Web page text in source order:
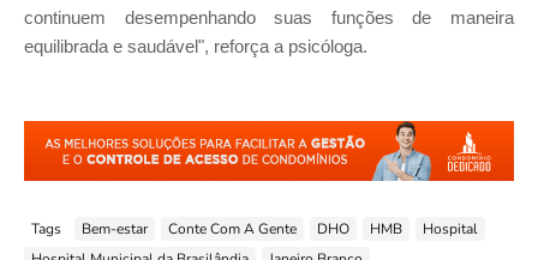
continuem desempenhando suas funções de maneira
equilibrada e saudável", reforça a psicóloga.
Tags Bem-estar Conte Com A Gente DHO HMB
Hospital